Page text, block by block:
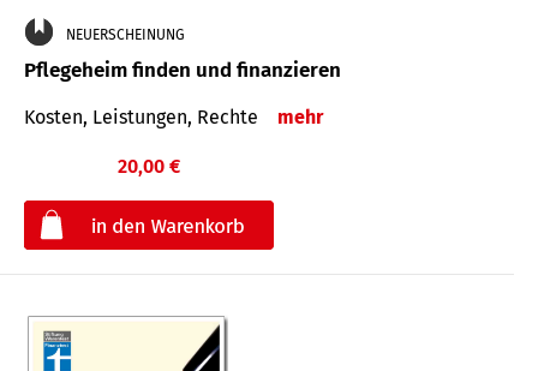
NEUERSCHEINUNG
Pflegeheim finden und finanzieren
Kosten, Leistungen, Rechte mehr
20,00 €